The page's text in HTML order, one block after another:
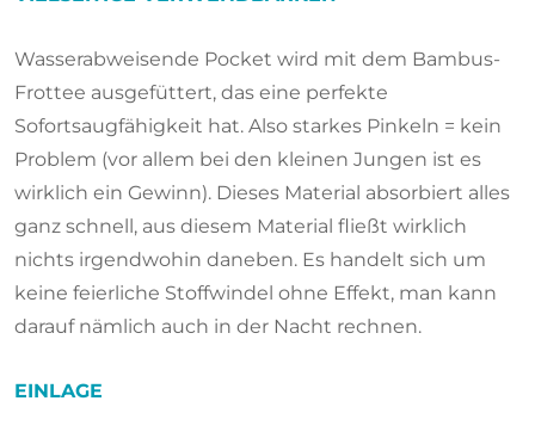
Wasserabweisende Pocket wird mit dem Bambus-
Frottee ausgefüttert, das eine perfekte
Sofortsaugfähigkeit hat. Also starkes Pinkeln = kein
Problem (vor allem bei den kleinen Jungen ist es
wirklich ein Gewinn). Dieses Material absorbiert alles
ganz schnell, aus diesem Material fließt wirklich
nichts irgendwohin daneben. Es handelt sich um
keine feierliche Stoffwindel ohne Effekt, man kann
darauf nämlich auch in der Nacht rechnen.
EINLAGE